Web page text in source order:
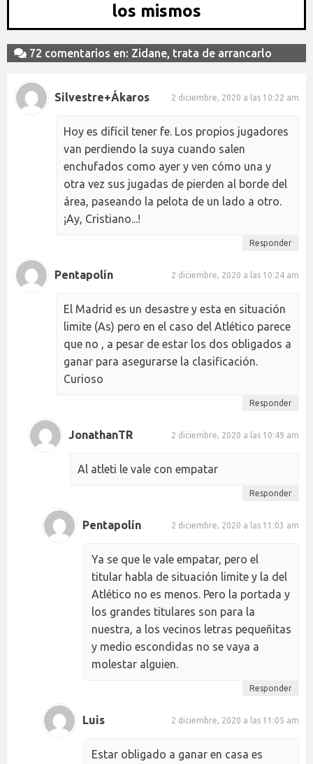
los mismos
72 comentarios en: Zidane, trata de arrancarlo
Silvestre+Ákaros 2 diciembre, 2020 a las 10:22 am
Hoy es difícil tener fe. Los propios jugadores
van perdiendo la suya cuando salen
enchufados como ayer y ven cómo una y
otra vez sus jugadas de pierden al borde del
área, paseando la pelota de un lado a otro.
¡Ay, Cristiano...!
Responder
Pentapolín 2 diciembre, 2020 a las 10:24 am
El Madrid es un desastre y esta en situación
limite (As) pero en el caso del Atlético parece
que no , a pesar de estar los dos obligados a
ganar para asegurarse la clasificación.
Curioso
Responder
JonathanTR 2 diciembre, 2020 a las 10:49 am
Al atleti le vale con empatar
Responder
Pentapolín 2 diciembre, 2020 a las 11:03 am
Ya se que le vale empatar, pero el
titular habla de situación limite y la del
Atlético no es menos. Pero la portada y
los grandes titulares son para la
nuestra, a los vecinos letras pequeñitas
y medio escondidas no se vaya a
molestar alguien.
Responder
Luis 2 diciembre, 2020 a las 11:05 am
Estar obligado a ganar en casa es